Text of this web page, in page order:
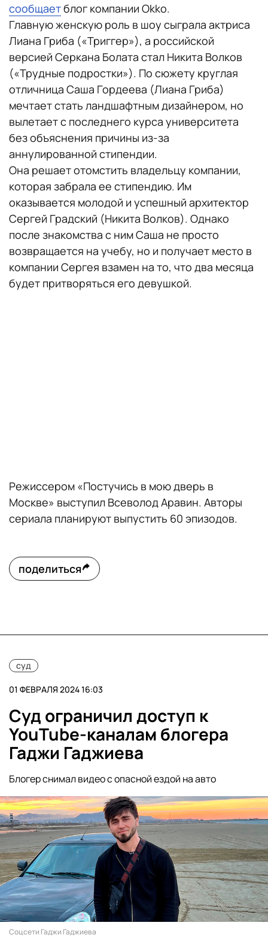
сообщаетблог компании Okko.
Главную женскую роль в шоу сыграла актриса
Лиана Гриба («Триггер»), а российской
версией Серкана Болата стал Никита Волков
(«Трудные подростки»). По сюжету круглая
отличница Саша Гордеева (Лиана Гриба)
мечтает стать ландшафтным дизайнером, но
вылетает с последнего курса университета
без объяснения причины из-за
аннулированной стипендии.
Она решает отомстить владельцу компании,
которая забрала ее стипендию. Им
оказывается молодой и успешный архитектор
Сергей Градский (Никита Волков). Однако
после знакомства с ним Саша не просто
возвращается на учебу, но и получает место в
компании Сергея взамен на то, что два месяца
будет притворяться его девушкой.
Режиссером «Постучись в мою дверь в
Москве» выступил Всеволод Аравин. Авторы
сериала планируют выпустить 60 эпизодов.
поделиться
суд
01 ФЕВРАЛЯ 2024 16:03
Суд ограничил доступ к
YouTube-каналам блогера
Гаджи Гаджиева
Блогер снимал видео с опасной ездой на авто
Cоцсети Гаджи Гаджиева